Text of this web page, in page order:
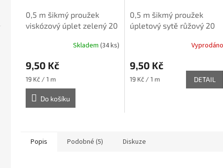
0,5 m šikmý proužek
viskózový úplet zelený 20
Skladem (34 ks)
9,50 Kč
Měrná
cena:
19 Kč / 1 m
Do košíku
0,5 m šikmý proužek
úpletový sytě růžový 20
Vyprodáno
9,50 Kč
Měrná
19 Kč / 1 m DETAIL
Popis Podobné (5) Diskuze